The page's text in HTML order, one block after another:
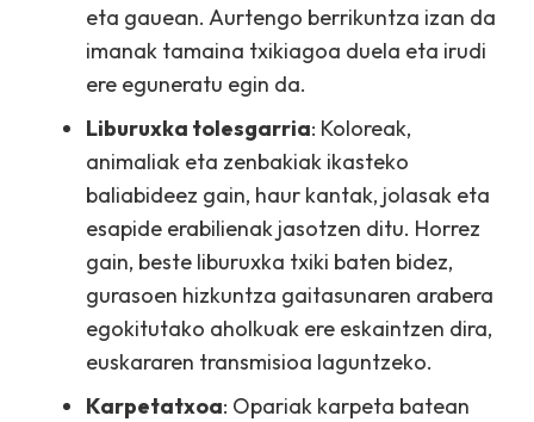
eta gauean. Aurtengo berrikuntza izan da
imanak tamaina txikiagoa duela eta irudi
ere eguneratu egin da.
Liburuxka tolesgarria: Koloreak,
animaliak eta zenbakiak ikasteko
baliabideez gain, haur kantak, jolasak eta
esapide erabilienak jasotzen ditu. Horrez
gain, beste liburuxka txiki baten bidez,
gurasoen hizkuntza gaitasunaren arabera
egokitutako aholkuak ere eskaintzen dira,
euskararen transmisioa laguntzeko.
Karpetatxoa: Opariak karpeta batean